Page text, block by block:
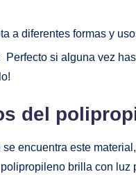
a diferentes formas y
Perfecto si alguna vez
del
encuentra este
brilla con luz⁤